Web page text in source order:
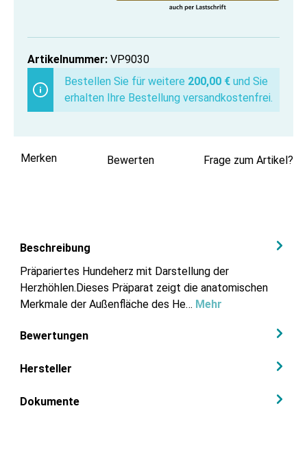
Artikelnummer: VP9030
Bestellen Sie für weitere 200,00 € und Sie
erhalten Ihre Bestellung versandkostenfrei.
Merken Bewerten Frage zum Artikel?
Beschreibung
Präpariertes Hundeherz mit Darstellung der
Herzhöhlen.Dieses Präparat zeigt die anatomischen
Merkmale der Außenfläche des He… Mehr
Bewertungen
Hersteller
Dokumente